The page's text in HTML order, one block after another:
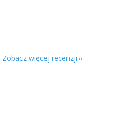
Zobacz więcej recenzji